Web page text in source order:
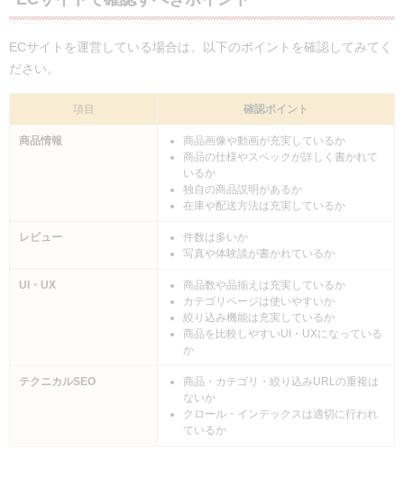
ECサイトを運営している場合は、以下のポイントを確認してみてく
ださい。
項目 確認ポイント
商品情報
商品画像や動画が充実しているか
商品の仕様やスペックが詳しく書かれて
いるか
独自の商品説明があるか
在庫や配送方法は充実しているか
レビュー
件数は多いか
写真や体験談が書かれているか
UI・UX
商品数や品揃えは充実しているか
カテゴリページは使いやすいか
絞り込み機能は充実しているか
商品を比較しやすいUI・UXになっている
か
テクニカルSEO
商品・カテゴリ・絞り込みURLの重複は
ないか
クロール・インデックスは適切に行われ
ているか